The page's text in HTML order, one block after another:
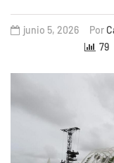
junio 5, 2026 Por
79